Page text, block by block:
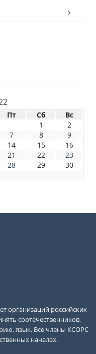
Пт Сб
Вс
1
2
7 8
9
14 15
16
21 22
23
28 29
30
организаций российских
соотечественников,
язык. Все члены КСОРС
началах.